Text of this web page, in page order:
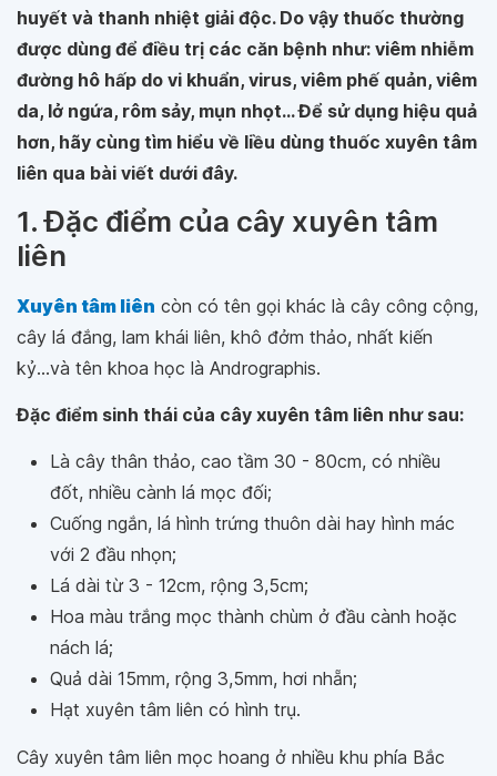
huyết và thanh nhiệt giải độc. Do vậy thuốc thường
được dùng để điều trị các căn bệnh như: viêm nhiễm
đường hô hấp do vi khuẩn, virus, viêm phế quản, viêm
da, lở ngứa, rôm sảy, mụn nhọt... Để sử dụng hiệu quả
hơn, hãy cùng tìm hiểu về liều dùng thuốc xuyên tâm
liên qua bài viết dưới đây.
1. Đặc điểm của cây xuyên tâm
liên
Xuyên tâm liên còn có tên gọi khác là cây công cộng,
cây lá đắng, lam khái liên, khô đởm thảo, nhất kiến
kỷ...và tên khoa học là Andrographis.
Đặc điểm sinh thái của cây xuyên tâm liên như sau:
Là cây thân thảo, cao tầm 30 - 80cm, có nhiều
đốt, nhiều cành lá mọc đối;
Cuống ngắn, lá hình trứng thuôn dài hay hình mác
với 2 đầu nhọn;
Lá dài từ 3 - 12cm, rộng 3,5cm;
Hoa màu trắng mọc thành chùm ở đầu cành hoặc
nách lá;
Quả dài 15mm, rộng 3,5mm, hơi nhẵn;
Hạt xuyên tâm liên có hình trụ.
Cây xuyên tâm liên mọc hoang ở nhiều khu phía Bắc